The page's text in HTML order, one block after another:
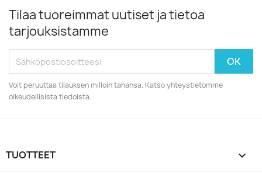
Tilaa tuoreimmat uutiset ja tietoa
tarjouksistamme
Voit peruuttaa tilauksen milloin tahansa. Katso yhteystietomme
oikeudellisista tiedoista.
TUOTTEET 